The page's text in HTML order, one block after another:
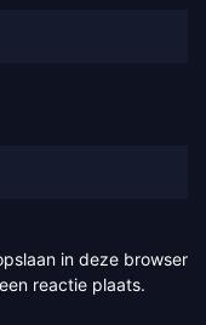
in deze browser
reactie plaats.